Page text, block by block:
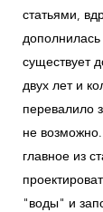
статьями,
существует
двух лет и
перевалило
не
главное из
"воды" и